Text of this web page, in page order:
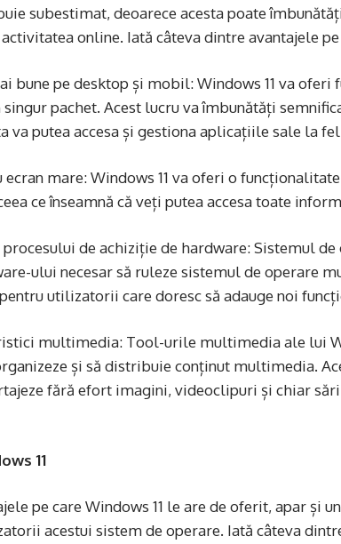
subestimat, deoarece acesta poate
online. Iată câteva dintre avantajele
bune pe desktop și mobil: Windows 11 va
singur pachet. Acest lucru va îmbunătăți
va putea accesa și gestiona aplicațiile sale la
ecran mare: Windows 11 va oferi o
ce înseamnă că veți putea accesa toate
de achiziție de hardware: Sistemul de
ului necesar să ruleze sistemul de operare
utilizatorii care doresc să adauge noi
multimedia: Tool-urile multimedia ale lui
și să distribuie conținut multimedia.
fără efort imagini, videoclipuri și chiar
11
pe care Windows 11 le are de oferit, apar și
acestui sistem de operare. Iată câteva